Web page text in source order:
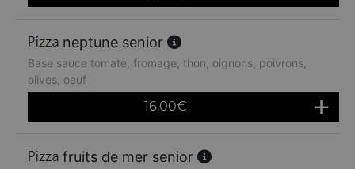
neptune senior
Base sauce tomate, fromage, thon, oignons, poivrons,
olives, oeuf
16.00€
fruits de mer senior